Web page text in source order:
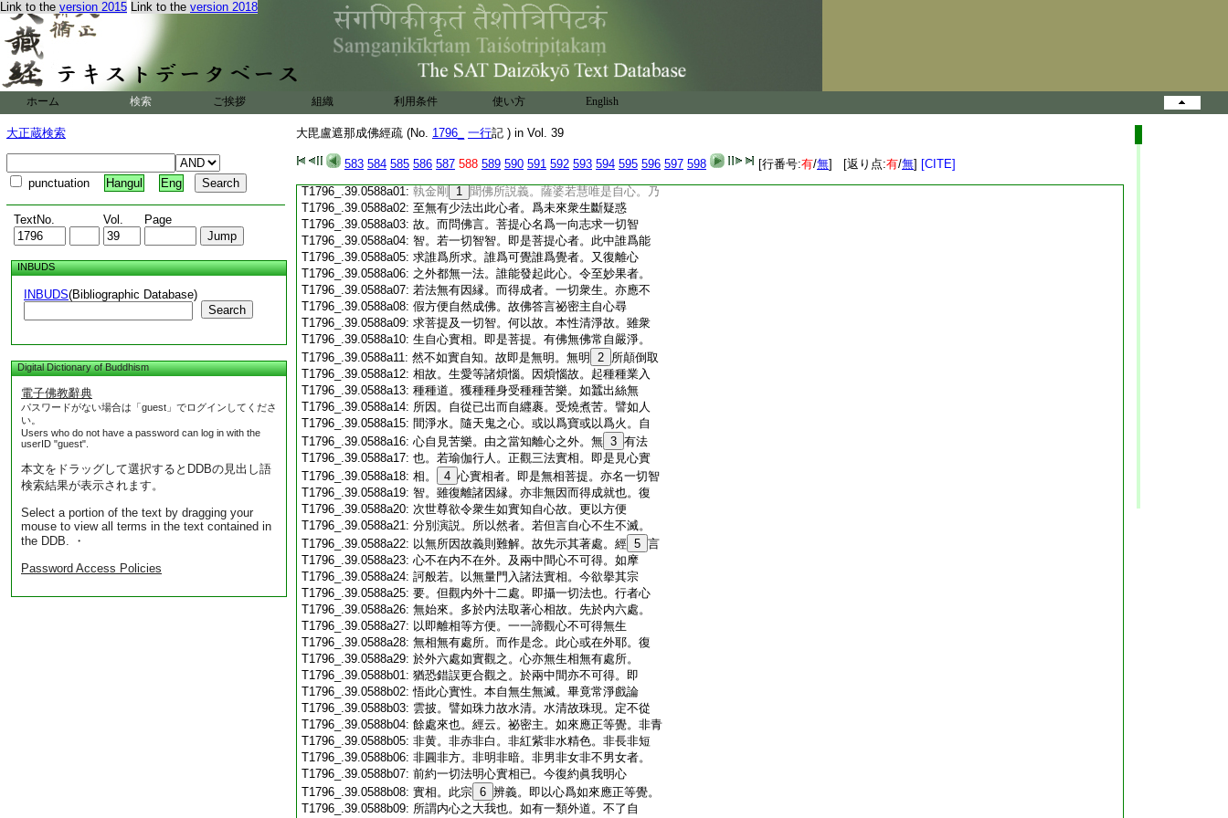
Link to the version 2015 Link to the version 2018
ホーム 検索 ご挨拶 組織 利用条件 使い方 English
大正蔵検索
punctuation Hangul Eng
TextNo. Vol. Page
INBUDS
INBUDS(Bibliographic Database)
Search
Digital Dictionary of Buddhism
電子佛教辭典
パスワードがない場合は「guest」でログインしてくださ
い。
Users who do not have a password can log in with the
userID "guest".
本文をドラッグして選択するとDDBの見出し語
検索結果が表示されます。
Select a portion of the text by dragging your
mouse to view all terms in the text contained in
the DDB. ・
Password Access Policies
大毘盧遮那成佛經疏 (No. 1796_ 一行記 ) in Vol. 39
583 584 585 586 587 588 589 590 591 592 593 594 595 596 597 598 [行番号:有/無] [返り点:有/無] [CITE]
T1796_.39.0587c19:者。不得觀生滅。若生滅實。不生滅不實。若不
T1796_.39.0587c20: 生滅實。生滅不實。如是等諸觀皆爾。以如是
T1796_.39.0587c21:淨菩提心。出過諸觀離衆相故。於一切法得
T1796_.39.0587c22:
無罣礙。譬如虚空之相亦無相故。萬像皆悉
依空。空無所依。如是萬法皆依淨心。淨心適
無所依。即此諸法。亦復如菩提相。所謂淨虚
T1796_.39.0587c25:空相。故經復云。祕密主諸法無相謂虚空相
T1796_.39.0587c26:
也。爾時金剛手復白佛言。世尊誰尋求一切
T1796_.39.0587c27: 智。誰爲菩提成正覺者。誰發起彼一切智智。
T1796_.39.0587c28: 佛言。祕密主自心尋求菩提及一切智。何以
T1796_.39.0587c29: 故。本性清淨故。乃至無量功徳皆悉成就。時
T1796_.39.0588a01: 執金剛 1 聞佛所説義。薩婆若慧唯是自心。乃
T1796_.39.0588a02: 至無有少法出此心者。爲未來衆生斷疑惑
T1796_.39.0588a03: 故。而問佛言。菩提心名爲一向志求一切智
T1796_.39.0588a04: 智。若一切智智。即是菩提心者。此中誰爲能
T1796_.39.0588a05: 求誰爲所求。誰爲可覺誰爲覺者。又復離心
T1796_.39.0588a06: 之外都無一法。誰能發起此心。令至妙果者。
T1796_.39.0588a07: 若法無有因縁。而得成者。一切衆生。亦應不
T1796_.39.0588a08: 假方便自然成佛。故佛答言祕密主自心尋
T1796_.39.0588a09: 求菩提及一切智。何以故。本性清淨故。雖衆
T1796_.39.0588a10: 生自心實相。即是菩提。有佛無佛常自嚴淨。
T1796_.39.0588a11: 然不如實自知。故即是無明。無明 2 所顛倒取
T1796_.39.0588a12: 相故。生愛等諸煩惱。因煩惱故。起種種業入
T1796_.39.0588a13: 種種道。獲種種身受種種苦樂。如蠶出絲無
T1796_.39.0588a14: 所因。自從已出而自纒裹。受燒煮苦。譬如人
T1796_.39.0588a15: 間淨水。隨天鬼之心。或以爲寶或以爲火。自
T1796_.39.0588a16: 心自見苦樂。由之當知離心之外。無 3 有法
T1796_.39.0588a17: 也。若瑜伽行人。正觀三法實相。即是見心實
T1796_.39.0588a18: 相。 4 心實相者。即是無相菩提。亦名一切智
T1796_.39.0588a19: 智。雖復離諸因縁。亦非無因而得成就也。復
T1796_.39.0588a20: 次世尊欲令衆生如實知自心故。更以方便
T1796_.39.0588a21: 分別演説。所以然者。若但言自心不生不滅。
T1796_.39.0588a22: 以無所因故義則難解。故先示其著處。經 5 言
T1796_.39.0588a23: 心不在内不在外。及兩中間心不可得。如摩
T1796_.39.0588a24: 訶般若。以無量門入諸法實相。今欲擧其宗
T1796_.39.0588a25: 要。但觀内外十二處。即攝一切法也。行者心
T1796_.39.0588a26: 無始來。多於内法取著心相故。先於内六處。
T1796_.39.0588a27: 以即離相等方便。一一諦觀心不可得無生
T1796_.39.0588a28: 無相無有處所。而作是念。此心或在外耶。復
T1796_.39.0588a29: 於外六處如實觀之。心亦無生相無有處所。
T1796_.39.0588b01: 猶恐錯誤更合觀之。於兩中間亦不可得。即
T1796_.39.0588b02:悟此心實性。本自無生無滅。畢竟常淨戲論
T1796_.39.0588b03: 雲披。譬如珠力故水清。水清故珠現。定不從
T1796_.39.0588b04: 餘處來也。經云。祕密主。如來應正等覺。非青
T1796_.39.0588b05: 非黄。非赤非白。非紅紫非水精色。非長非短
T1796_.39.0588b06: 非圓非方。非明非暗。非男非女非不男女者。
T1796_.39.0588b07: 前約一切法明心實相已。今復約眞我明心
T1796_.39.0588b08: 實相。此宗 6 辨義。即以心爲如來應正等覺。
T1796_.39.0588b09: 所謂内心之大我也。如有一類外道。不了自